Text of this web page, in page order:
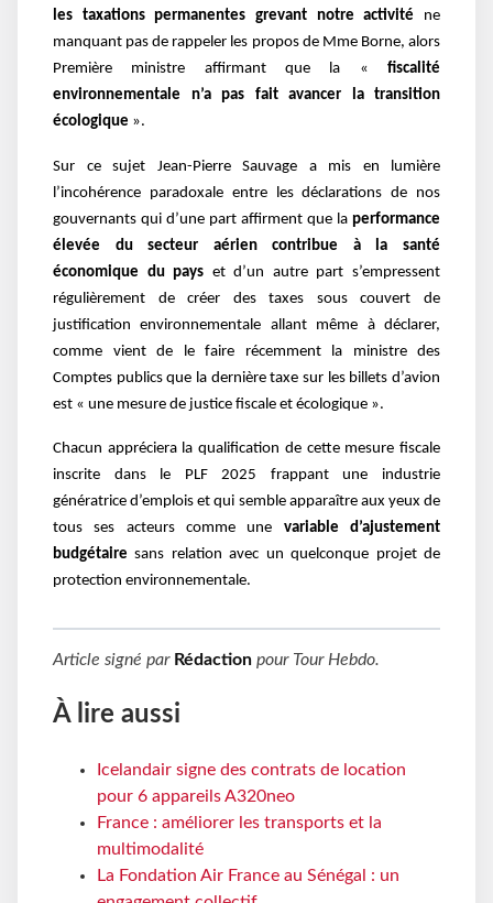
les taxations permanentes
grevant notre activité ne
manquant pas de rappeler les propos de Mme Borne, alors
Première ministre affirmant que la « fiscalité
environnementale n’a pas fait avancer la transition
écologique ».
Sur ce sujet Jean-Pierre Sauvage a mis en lumière
l’incohérence paradoxale entre les déclarations de nos
gouvernants qui d’une part affirment que la performance
élevée du secteur aérien contribue à la santé
économique du pays et d’un autre part s’empressent
régulièrement de créer des taxes sous couvert de
justification environnementale allant même à déclarer,
comme vient de le faire récemment la ministre des
Comptes publics que la dernière taxe sur les billets d’avion
est « une mesure de justice fiscale et écologique ».
Chacun appréciera la qualification de cette mesure fiscale
inscrite dans le PLF 2025 frappant une industrie
génératrice d’emplois et qui semble apparaître aux yeux de
tous ses acteurs comme une variable d’ajustement
budgétaire sans relation avec un quelconque projet de
protection environnementale.
Article signé par Rédaction pour Tour Hebdo.
À lire aussi
Icelandair signe des contrats de location
pour 6 appareils A320neo
France : améliorer les transports et la
multimodalité
La Fondation Air France au Sénégal : un